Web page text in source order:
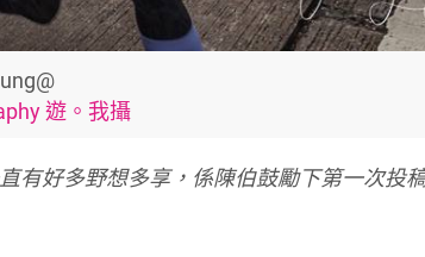
遊。我攝
有好多野想多享，係陳伯鼓勵下第一次投